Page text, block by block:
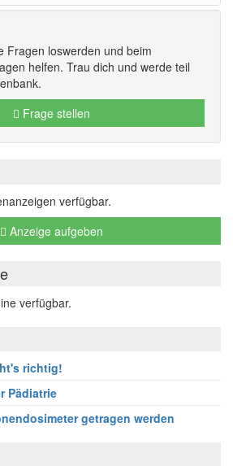
Fragen loswerden und beim
helfen. Trau dich und werde teil
Frage stellen
verfügbar.
Anzeige aufgeben
verfügbar.
richtig!
Pädiatrie
getragen werden